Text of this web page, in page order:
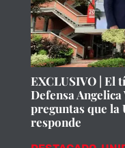
EXCLUSIVO | El
Defensa
preguntas que la
responde